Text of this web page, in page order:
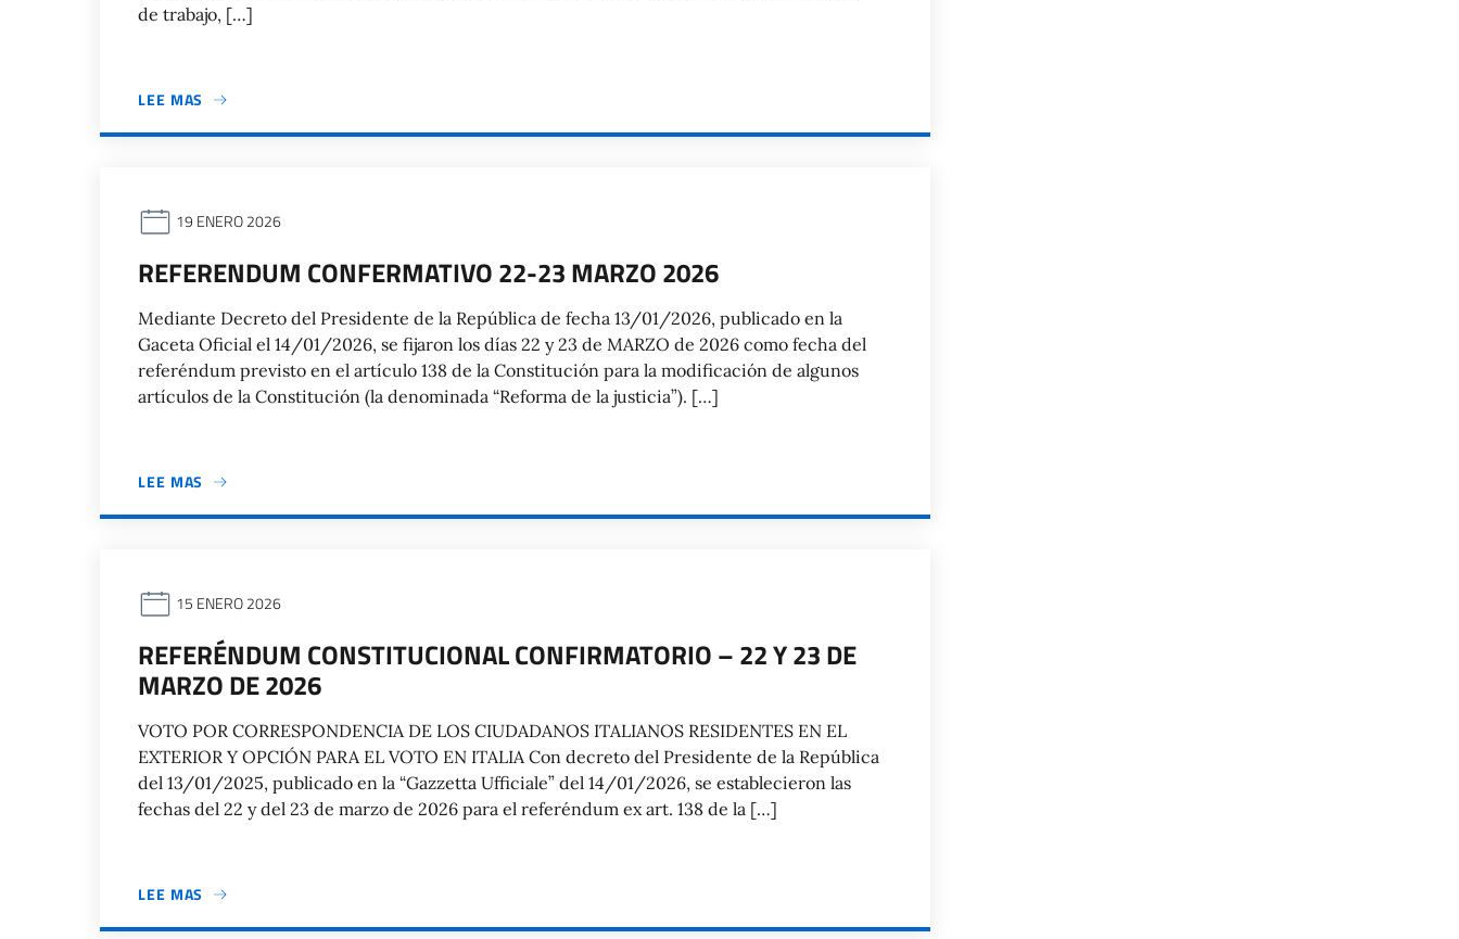
de trabajo, […]
LEE MAS
19 ENERO 2026
REFERENDUM CONFERMATIVO 22-23 MARZO 2026
Mediante Decreto del Presidente de la República de fecha 13/01/2026, publicado en la
Gaceta Oficial el 14/01/2026, se fijaron los días 22 y 23 de MARZO de 2026 como fecha del
referéndum previsto en el artículo 138 de la Constitución para la modificación de algunos
artículos de la Constitución (la denominada “Reforma de la justicia”). […]
LEE MAS
15 ENERO 2026
REFERÉNDUM CONSTITUCIONAL CONFIRMATORIO – 22 Y 23 DE
MARZO DE 2026
VOTO POR CORRESPONDENCIA DE LOS CIUDADANOS ITALIANOS RESIDENTES EN EL
EXTERIOR Y OPCIÓN PARA EL VOTO EN ITALIA Con decreto del Presidente de la República
del 13/01/2025, publicado en la “Gazzetta Ufficiale” del 14/01/2026, se establecieron las
fechas del 22 y del 23 de marzo de 2026 para el referéndum ex art. 138 de la […]
LEE MAS